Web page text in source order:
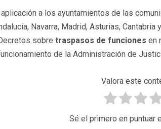
a los ayuntamientos de las
Navarra, Madrid, Asturias,
sobre traspasos de funciones en
de la Administración de
Valora este
Sé el primero en puntuar